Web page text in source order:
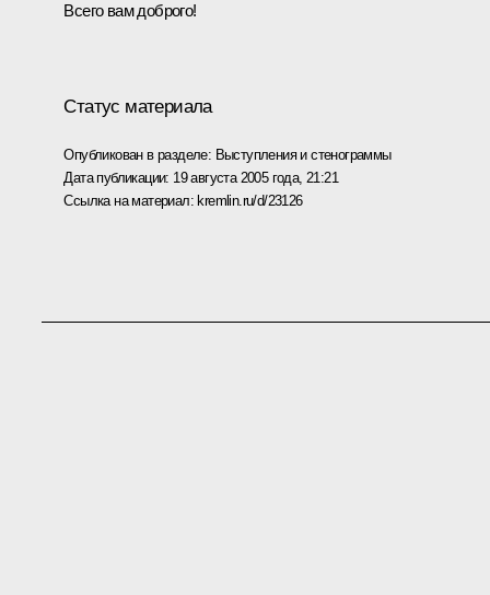
Всего вам доброго!
Статус материала
Опубликован в разделе: Выступления и стенограммы
Дата публикации: 19 августа 2005 года, 21:21
Ссылка на материал:kremlin.ru/d/23126